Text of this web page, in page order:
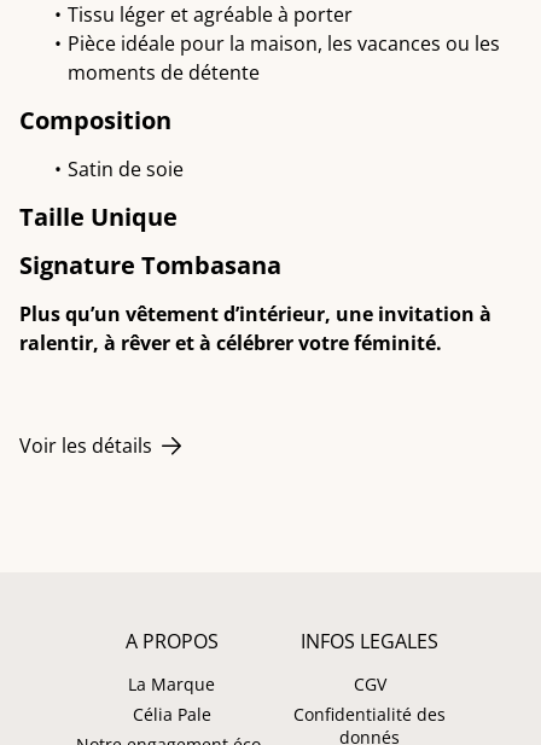
Tissu léger et agréable à porter
Pièce idéale pour la maison, les vacances ou les
moments de détente
Composition
Satin de soie
Taille Unique
Signature Tombasana
Plus qu’un vêtement d’intérieur, une invitation à
ralentir, à rêver et à célébrer votre féminité.
Voir les détails
A PROPOS
La Marque
Célia Pale
INFOS LEGALES
CGV
Confidentialité des
donnés